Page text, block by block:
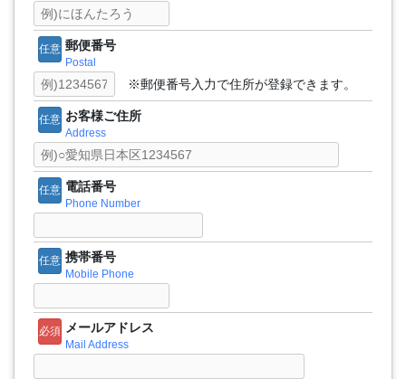
任意 郵便番号
Postal
※郵便番号入力で住所が登録できます。
任意 お客様ご住所
Address
任意 電話番号
Phone Number
任意 携帯番号
Mobile Phone
必須 メールアドレス
Mail Address